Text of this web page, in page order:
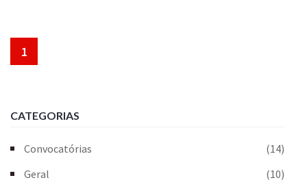
1
CATEGORIAS
Convocatórias
(14)
Geral
(10)